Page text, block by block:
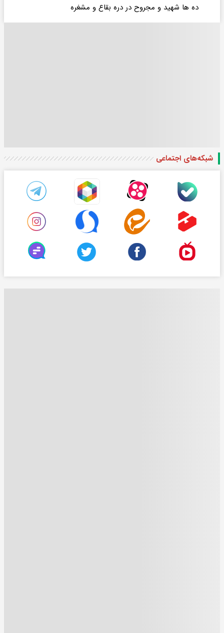
ده ها شهید و مجروح در دره بقاع و مشغره
شبکه‌های اجتماعی